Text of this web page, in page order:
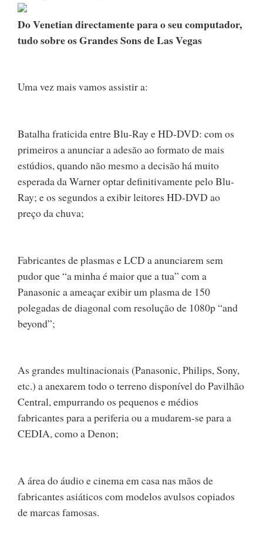
Do Venetian directamente para o seu computador,
tudo sobre os Grandes Sons de Las Vegas
Uma vez mais vamos assistir a:
Batalha fraticida entre Blu-Ray e HD-DVD: com os
primeiros a anunciar a adesão ao formato de mais
estúdios, quando não mesmo a decisão há muito
esperada da Warner optar definitivamente pelo Blu-
Ray; e os segundos a exibir leitores HD-DVD ao
preço da chuva;
Fabricantes de plasmas e LCD a anunciarem sem
pudor que “a minha é maior que a tua” com a
Panasonic a ameaçar exibir um plasma de 150
polegadas de diagonal com resolução de 1080p “and
beyond”;
As grandes multinacionais (Panasonic, Philips, Sony,
etc.) a anexarem todo o terreno disponível do Pavilhão
Central, empurrando os pequenos e médios
fabricantes para a periferia ou a mudarem-se para a
CEDIA, como a Denon;
A área do áudio e cinema em casa nas mãos de
fabricantes asiáticos com modelos avulsos copiados
de marcas famosas.